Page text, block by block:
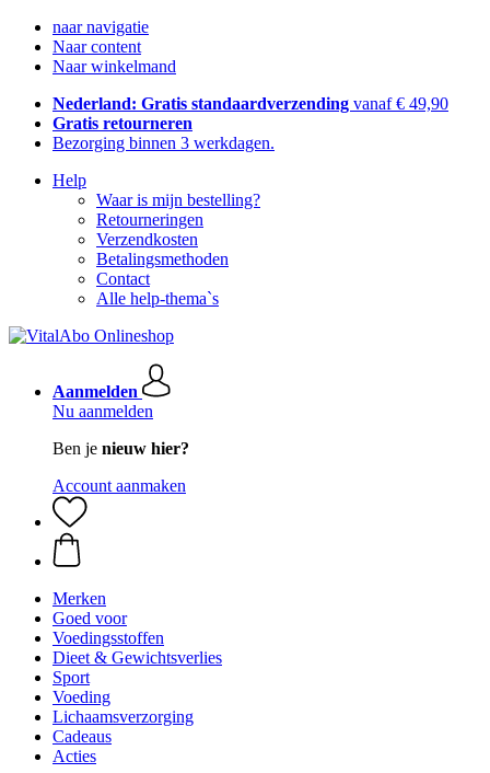
naar navigatie
Naar content
Naar winkelmand
Nederland: Gratis standaardverzending vanaf € 49,90
Gratis retourneren
Bezorging binnen 3 werkdagen.
Help
Waar is mijn bestelling?
Retourneringen
Verzendkosten
Betalingsmethoden
Contact
Alle help-thema`s
Aanmelden
Nu aanmelden
Ben je nieuw hier?
Account aanmaken
Merken
Goed voor
Voedingsstoffen
Dieet & Gewichtsverlies
Sport
Voeding
Lichaamsverzorging
Cadeaus
Acties